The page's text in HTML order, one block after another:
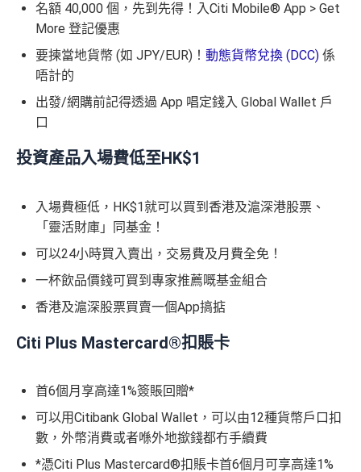
名額 40,000 個，先到先得！入Citi Mobile® App > Get
More 登記優惠
要揀當地貨幣 (如 JPY/EUR)！ 動態貨幣兌換 (DCC) 係
唔計的
出發/網購前記得透過 App 唱定錢入 Global Wallet 戶
口
投資產品入場費低至HK$1
入場費極低，HK$1就可以買到香港及滬深港股票、
「靈活財庫」同基金！
可以24小時買入賣出，交易費及月費全免！
一杯飲品價錢可買到專家推薦嘅基金組合
香港及滬深股票買賣一個App搞掂
Citi Plus Mastercard®扣賬卡
首6個月享高達1%簽賬回贈*
可以用Citibank Global Wallet，可以由12種貨幣戶口扣
數，外幣消費或者喺外地撳錢都冇手續費
*憑Citi Plus Mastercard®扣賬卡首6個月可享高達1%